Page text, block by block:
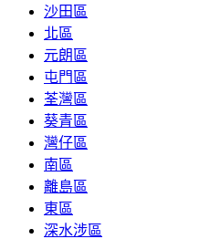
沙田區
北區
元朗區
屯門區
荃灣區
葵青區
灣仔區
南區
離島區
東區
深水涉區